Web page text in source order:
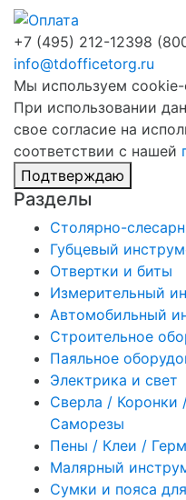
+7 (495) 212-12398
info@tdofficetorg.ru
Мы используем
При использовании
свое согласие на
соответствии с нашей
Подтверждаю
Разделы
Столярно-
Губцевый
Отвертки и биты
Измерительный
Автомобильный
Строительное
Паяльное
Электрика и свет
Сверла /
Саморезы
Пены / Клеи /
Малярный
Сумки и пояса